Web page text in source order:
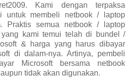
Kami dengan terpaksa
untuk membeli netbook / laptop
Praktis semua netbook / laptop
yang kami temui telah di bundel /
& harga yang harus dibayar
di dalam-nya. Artinya, pembeli
Microsoft bersama netbook
tidak akan digunakan.